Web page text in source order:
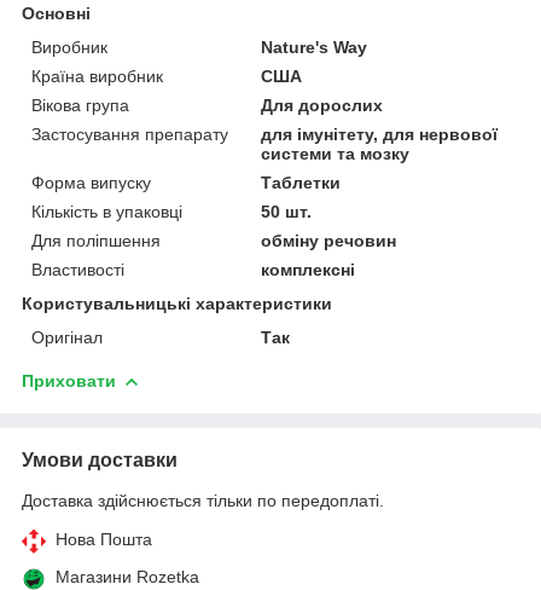
Основні
Виробник
Nature's Way
Країна виробник
США
Вікова група
Для дорослих
Застосування препарату
для імунітету, для нервової
системи та мозку
Форма випуску
Таблетки
Кількість в упаковці
50 шт.
Для поліпшення
обміну речовин
Властивості
комплексні
Користувальницькі характеристики
Оригінал
Так
Приховати
Умови доставки
Доставка здійснюється тільки по передоплаті.
Нова Пошта
Магазини Rozetka